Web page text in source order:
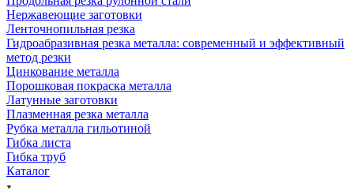
Нержавеющие заготовки
Ленточнопильная резка
Гидроабразивная резка металла: современный и эффективный
метод резки
Цинкование металла
Порошковая покраска металла
Латунные заготовки
Плазменная резка металла
Рубка металла гильотиной
Гибка листа
Гибка труб
Каталог